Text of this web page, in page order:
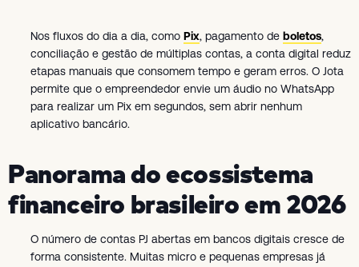
Nos fluxos do dia a dia, como Pix, pagamento de boletos,
conciliação e gestão de múltiplas contas, a conta digital reduz
etapas manuais que consomem tempo e geram erros. O Jota
permite que o empreendedor envie um áudio no WhatsApp
para realizar um Pix em segundos, sem abrir nenhum
aplicativo bancário.
Panorama do ecossistema
financeiro brasileiro em 2026
O número de contas PJ abertas em bancos digitais cresce de
forma consistente. Muitas micro e pequenas empresas já